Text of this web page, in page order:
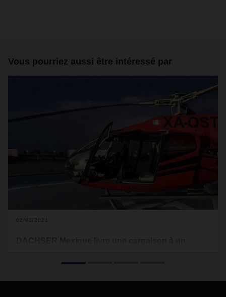
Vous pourriez aussi être intéressé par
02/03/2021
particulières : pour un grand constructeur automobile de